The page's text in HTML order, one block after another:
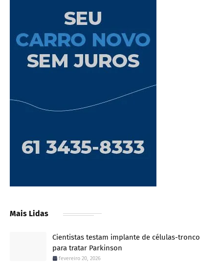
Mais Lidas
Cientistas testam implante de células-tronco
para tratar Parkinson
fevereiro 20, 2026